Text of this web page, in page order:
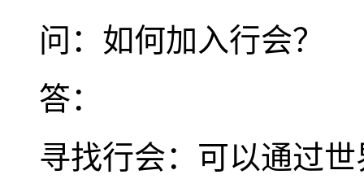
问：如何加入行会？
答：
寻找行会：可以通过